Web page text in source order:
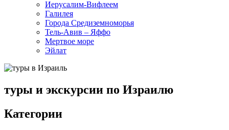
Иерусалим-Вифлеем
Галилея
Города Средиземноморья
Тель-Авив – Яффо
Мертвое море
Эйлат
туры и экскурсии по Израилю
Категории